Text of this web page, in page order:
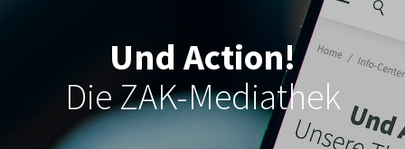
Und Action!
Die ZAK-Mediathek